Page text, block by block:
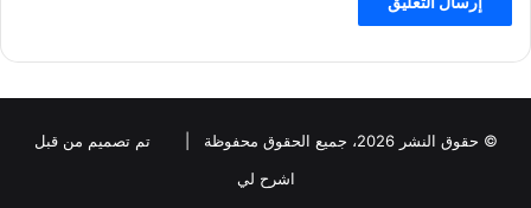
© حقوق النشر 2026، جميع الحقوق محفوظة |
تم تصميم من قبل
اشرح لي